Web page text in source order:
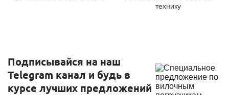
технику
Подписывайся на наш
Telegram канал и будь в
курсе лучших предложений